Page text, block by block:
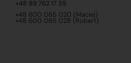
+48 89 762 17 39
+48 600 065 020 (Maciej)
+48 600 065 028 (Robert)